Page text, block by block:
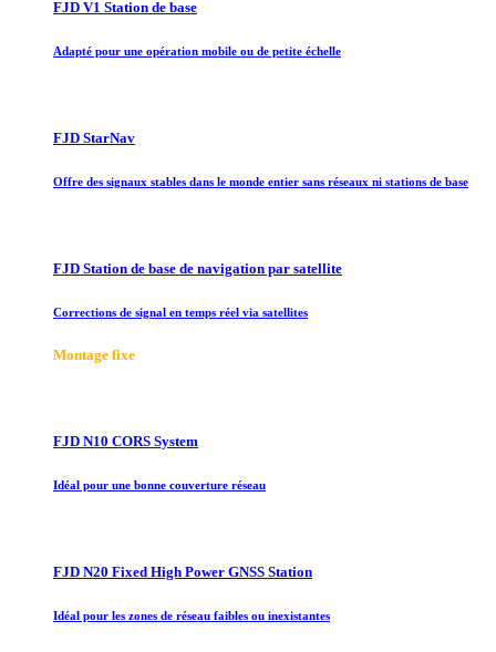
FJD V1 Station de base
Adapté pour une opération mobile ou de petite échelle
FJD StarNav
Offre des signaux stables dans le monde entier sans réseaux ni stations de base
FJD Station de base de navigation par satellite
Corrections de signal en temps réel via satellites
Montage fixe
FJD N10 CORS System
Idéal pour une bonne couverture réseau
FJD N20 Fixed High Power GNSS Station
Idéal pour les zones de réseau faibles ou inexistantes